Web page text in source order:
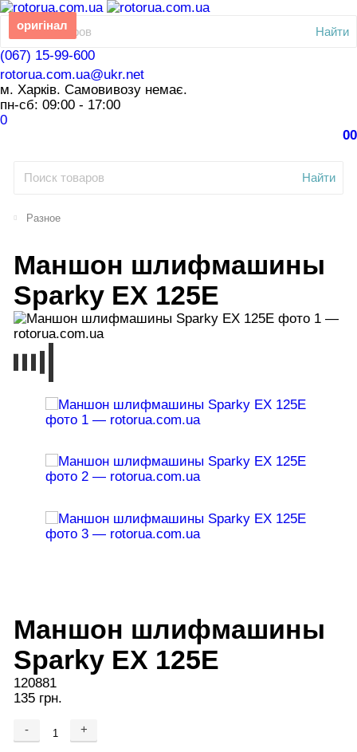
Найти
(067) 15-99-600
rotorua.com.ua@ukr.net
м. Харків. Самовивозу немає.
пн-сб: 09:00 - 17:00
0
00
Найти
Разное
Маншон шлифмашины
Sparky EX 125E
оригінал
Маншон шлифмашины
Sparky EX 125E
120881
135 грн.
- +